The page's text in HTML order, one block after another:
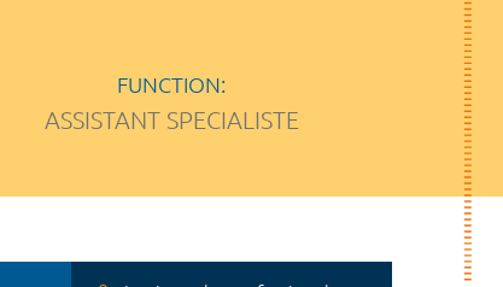
FUNCTION:
ASSISTANT SPECIALISTE